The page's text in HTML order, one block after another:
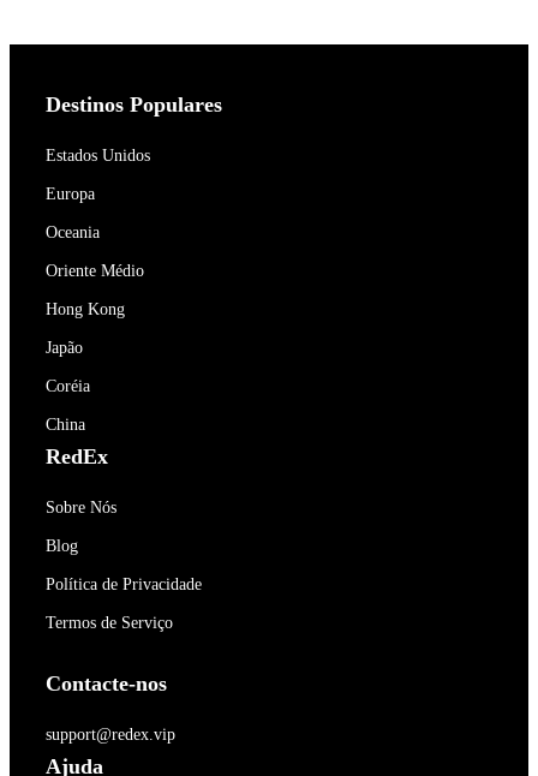
Destinos Populares
Estados Unidos
Europa
Oceania
Oriente Médio
Hong Kong
Japão
Coréia
China
RedEx
Sobre Nós
Blog
Política de Privacidade
Termos de Serviço
Contacte-nos
support@redex.vip
Ajuda